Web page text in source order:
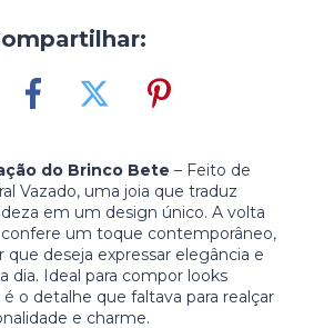
do Brinco Bete – Feito de
Vazado, uma joia que traduz
em um design único. A volta
confere um toque contemporâneo,
deseja expressar elegância e
dia. Ideal para compor looks
o detalhe que faltava para realçar
e charme.